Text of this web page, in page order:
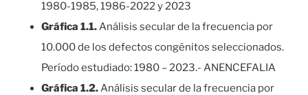
1980-1985, 1986-2022 y 2023
Gráfica 1.1.Análisis secular de la frecuencia por
10.000 de los defectos congénitos seleccionados.
Período estudiado: 1980 – 2023.- ANENCEFALIA
Gráfica 1.2.Análisis secular de la frecuencia por